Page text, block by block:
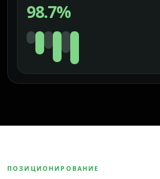
98.7%
ПОЗИЦИОНИРОВАНИЕ